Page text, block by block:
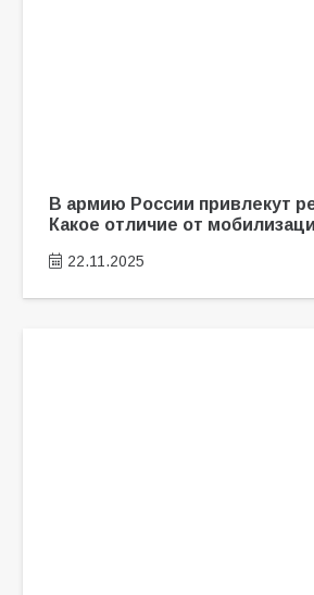
В армию России привлекут
Какое отличие от
22.11.2025